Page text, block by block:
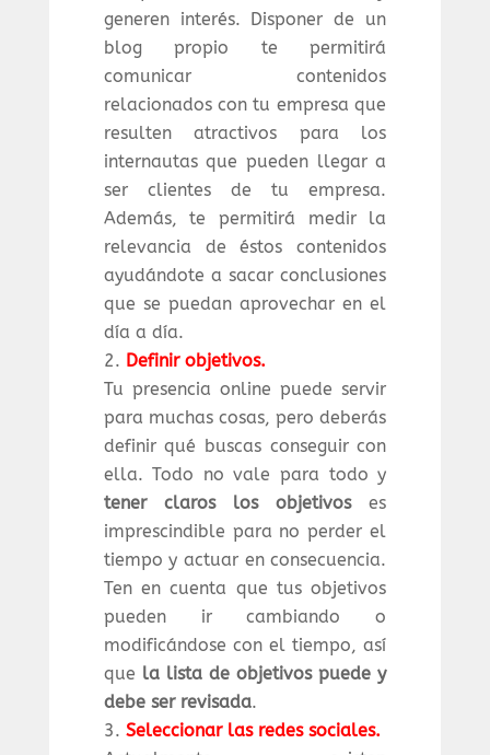
generen interés. Disponer de un
blog propio te permitirá
comunicar contenidos
relacionados con tu empresa que
resulten atractivos para los
internautas que pueden llegar a
ser clientes de tu empresa.
Además, te permitirá medir la
relevancia de éstos contenidos
ayudándote a sacar conclusiones
que se puedan aprovechar en el
día a día.
Definir objetivos.
Tu presencia online puede servir
para muchas cosas, pero deberás
definir qué buscas conseguir con
ella. Todo no vale para todo y
tener claros los objetivoses
imprescindible para no perder el
tiempo y actuar en consecuencia.
Ten en cuenta que tus objetivos
pueden ir cambiando o
modificándose con el tiempo, así
que la lista de objetivos puede y
debe ser revisada.
Seleccionar las redes sociales.